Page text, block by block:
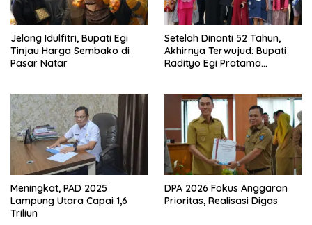
Jelang Idulfitri, Bupati Egi
Tinjau Harga Sembako di
Pasar Natar
Setelah Dinanti 52 Tahun,
Akhirnya Terwujud: Bupati
Radityo Egi Pratama
Meningkat, PAD 2025
Lampung Utara Capai 1,6
Triliun
DPA 2026 Fokus Anggaran
Prioritas, Realisasi Digas